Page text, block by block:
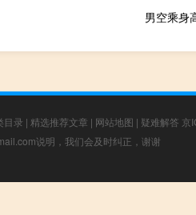
男空乘身
目录 | 精选推荐文章 | 网站地图 | 疑难解答 京
说明，我们会及时纠正，谢谢